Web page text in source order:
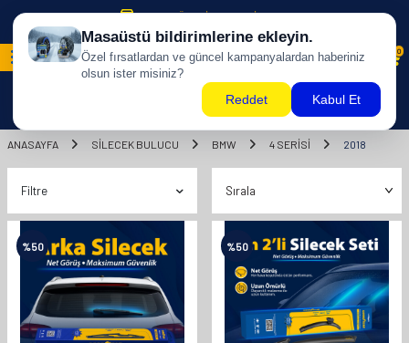
500 TL ÜZERİ KARGO BİZDEN !
0
ANASAYFA SILECEK BULUCU BMW 4 SERİSİ 2018
Filtre
%50 %50